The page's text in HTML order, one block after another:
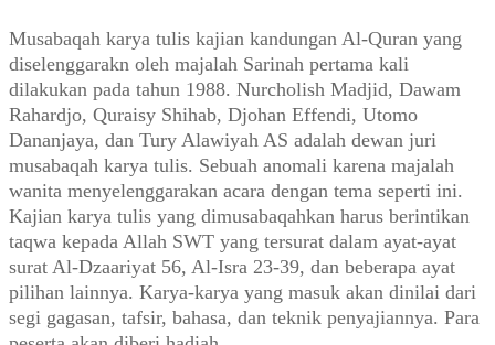
Musabaqah karya tulis kajian kandungan Al-Quran yang
diselenggarakn oleh majalah Sarinah pertama kali
dilakukan pada tahun 1988. Nurcholish Madjid, Dawam
Rahardjo, Quraisy Shihab, Djohan Effendi, Utomo
Dananjaya, dan Tury Alawiyah AS adalah dewan juri
musabaqah karya tulis. Sebuah anomali karena majalah
wanita menyelenggarakan acara dengan tema seperti ini.
Kajian karya tulis yang dimusabaqahkan harus berintikan
taqwa kepada Allah SWT yang tersurat dalam ayat-ayat
surat Al-Dzaariyat 56, Al-Isra 23-39, dan beberapa ayat
pilihan lainnya. Karya-karya yang masuk akan dinilai dari
segi gagasan, tafsir, bahasa, dan teknik penyajiannya. Para